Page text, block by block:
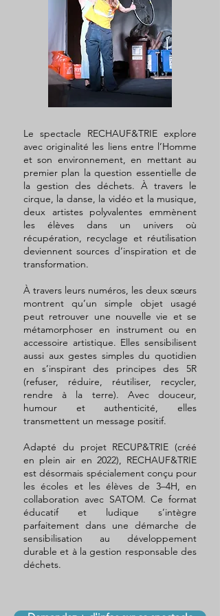
Le spectacle RECHAUF&TRIE explore
avec originalité les liens entre l’Homme
et son environnement, en mettant au
premier plan la question essentielle de
la gestion des déchets. À travers le
cirque, la danse, la vidéo et la musique,
deux artistes polyvalentes emmènent
les élèves dans un univers où
récupération, recyclage et réutilisation
deviennent sources d’inspiration et de
transformation.
À travers leurs numéros, les deux sœurs
montrent qu’un simple objet usagé
peut retrouver une nouvelle vie et se
métamorphoser en instrument ou en
accessoire artistique. Elles sensibilisent
aussi aux gestes simples du quotidien
en s’inspirant des principes des 5R
(refuser, réduire, réutiliser, recycler,
rendre à la terre). Avec douceur,
humour et authenticité, elles
transmettent un message positif.
Adapté du projet RECUP&TRIE (créé
en plein air en 2022), RECHAUF&TRIE
est désormais spécialement conçu pour
les écoles et les élèves de 3–4H, en
collaboration avec SATOM. Ce format
éducatif et ludique s’intègre
parfaitement dans une démarche de
sensibilisation au développement
durable et à la gestion responsable des
déchets.